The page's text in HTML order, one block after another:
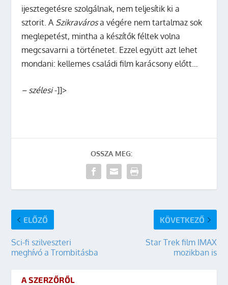
ijesztegetésre szolgálnak, nem teljesítik ki a
sztorit. A Szikravárosa végére nem tartalmaz sok
meglepetést, mintha a készítők féltek volna
megcsavarni a történetet. Ezzel együtt azt lehet
mondani: kellemes családi film karácsony előtt…
– szélesi-]]>
OSSZA MEG:
ELŐZŐ
Sci-fi szilveszteri
meghívó a Trombitásba
KÖVETKEZŐ
Star Trek film IMAX
mozikban is
A SZERZŐRŐL